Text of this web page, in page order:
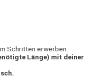
Schritten erwerben.
Länge) mit deiner